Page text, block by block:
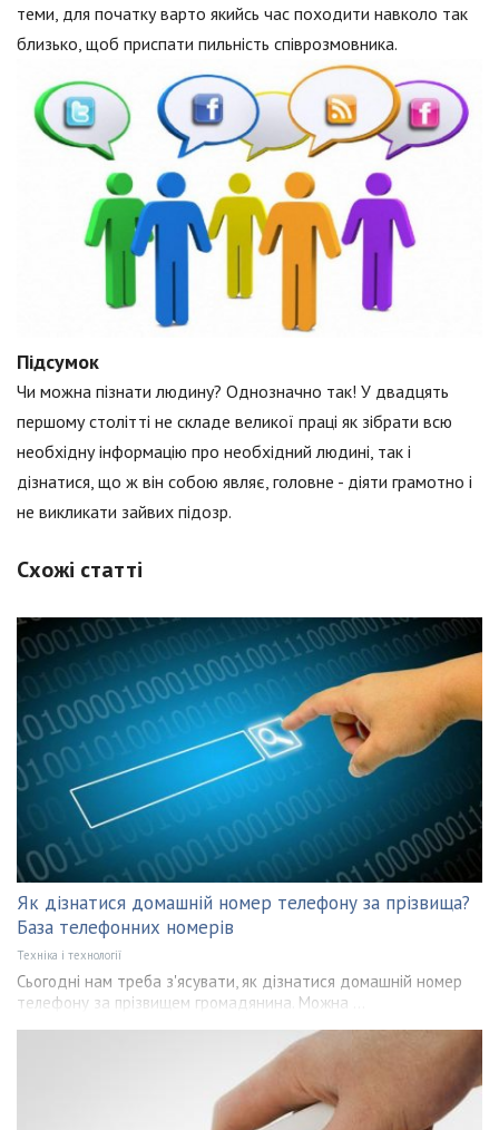
теми, для початку варто якийсь час походити навколо так
близько, щоб приспати пильність співрозмовника.
Підсумок
Чи можна пізнати людину? Однозначно так! У двадцять
першому столітті не складе великої праці як зібрати всю
необхідну інформацію про необхідний людині, так і
дізнатися, що ж він собою являє, головне - діяти грамотно і
не викликати зайвих підозр.
Схожі статті
Як дізнатися домашній номер телефону за прізвища?
База телефонних номерів
Техніка і технології
Сьогодні нам треба з'ясувати, як дізнатися домашній номер
телефону за прізвищем громадянина. Можна ...